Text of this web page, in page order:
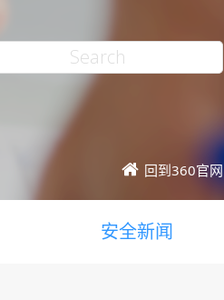
回到360官网
安全新闻